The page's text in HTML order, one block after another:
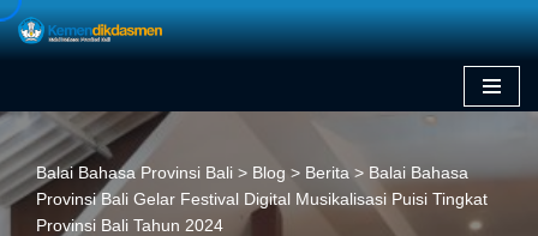
content
Balai Bahasa Provinsi Bali > Blog > Berita > Balai Bahasa
Provinsi Bali Gelar Festival Digital Musikalisasi Puisi Tingkat
Provinsi Bali Tahun 2024